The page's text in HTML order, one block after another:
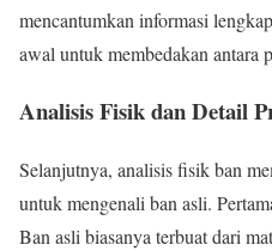
mencantumkan informasi
awal untuk membedakan antara
Analisis Fisik dan Detail
Selanjutnya, analisis fisik ban
untuk mengenali ban asli.
Ban asli biasanya terbuat dari